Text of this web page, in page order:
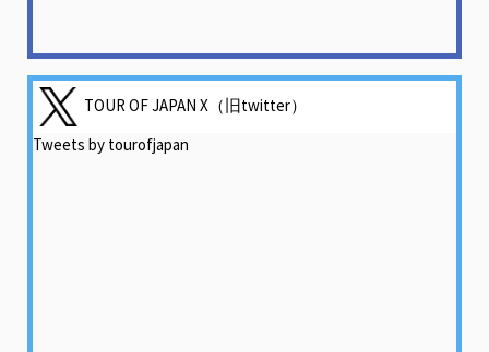
TOUR OF JAPAN X（旧twitter）
Tweets by tourofjapan